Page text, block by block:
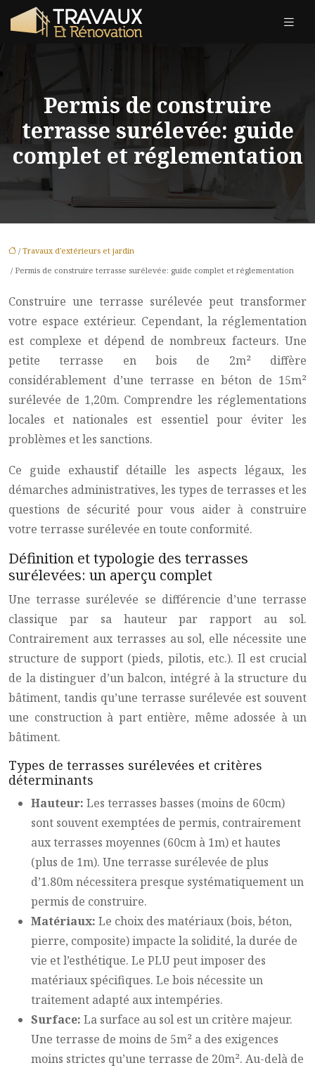
Permis de construire
terrasse surélevée: guide
complet et réglementation
/ Travaux d'extérieurs et jardin
/ Permis de construire terrasse surélevée: guide complet et réglementation
Construire une terrasse surélevée peut transformer
votre espace extérieur. Cependant, la réglementation
est complexe et dépend de nombreux facteurs. Une
petite terrasse en bois de 2m² diffère
considérablement d’une terrasse en béton de 15m²
surélevée de 1,20m. Comprendre les réglementations
locales et nationales est essentiel pour éviter les
problèmes et les sanctions.
Ce guide exhaustif détaille les aspects légaux, les
démarches administratives, les types de terrasses et les
questions de sécurité pour vous aider à construire
votre terrasse surélevée en toute conformité.
Définition et typologie des terrasses
surélevées: un aperçu complet
Une terrasse surélevée se différencie d’une terrasse
classique par sa hauteur par rapport au sol.
Contrairement aux terrasses au sol, elle nécessite une
structure de support (pieds, pilotis, etc.). Il est crucial
de la distinguer d’un balcon, intégré à la structure du
bâtiment, tandis qu’une terrasse surélevée est souvent
une construction à part entière, même adossée à un
bâtiment.
Types de terrasses surélevées et critères
déterminants
Hauteur: Les terrasses basses (moins de 60cm)
sont souvent exemptées de permis, contrairement
aux terrasses moyennes (60cm à 1m) et hautes
(plus de 1m). Une terrasse surélevée de plus
d’1.80m nécessitera presque systématiquement un
permis de construire.
Matériaux: Le choix des matériaux (bois, béton,
pierre, composite) impacte la solidité, la durée de
vie et l’esthétique. Le PLU peut imposer des
matériaux spécifiques. Le bois nécessite un
traitement adapté aux intempéries.
Surface: La surface au sol est un critère majeur.
Une terrasse de moins de 5m² a des exigences
moins strictes qu’une terrasse de 20m². Au-delà de